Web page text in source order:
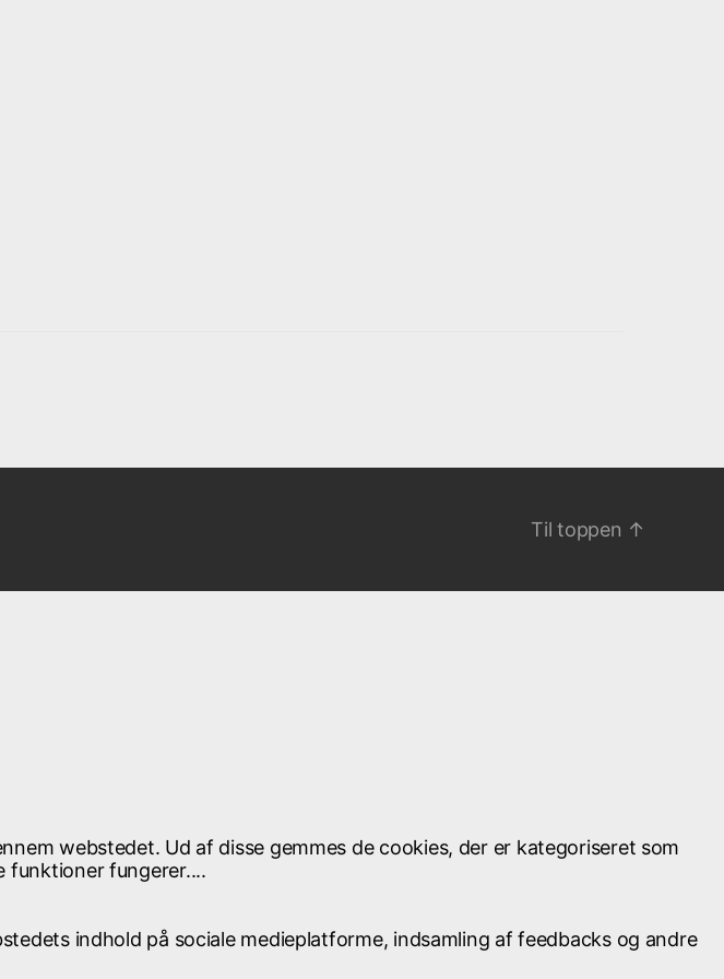
Til toppen ↑
webstedet. Ud af disse gemmes de cookies, der er kategoriseret som
funktioner fungerer....
indhold på sociale medieplatforme, indsamling af feedbacks og andre